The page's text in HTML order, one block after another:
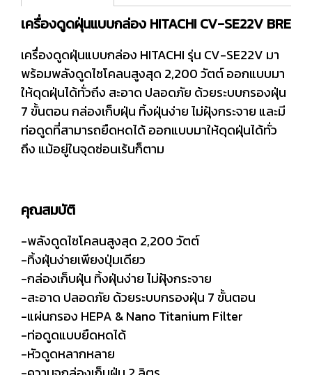
เครื่องดูดฝุ่นแบบกล่อง HITACHI CV-SE22V BRE
เครื่องดูดฝุ่นแบบกล่อง HITACHI รุ่น CV-SE22V มา
พร้อมพลังดูดไซโคลนสูงสุด 2,200 วัตต์ ออกแบบมา
ให้ดุดฝุ่นได้ทั่วถึง สะอาด ปลอดภัย ด้วยระบบกรองฝุ่น
7 ขั้นตอน กล่องเก็บฝุ่น ทิ้งฝุ่นง่าย ไม่ฝุ้งกระจาย และมี
ท่อดูดที่สามารถยืดหดได้ ออกแบบมาให้ดุดฝุ่นได้ทั่ว
ถึง แม้อยู่ในจุดซ่อนเร้นก็ตาม
คุณสมบัติ
-พลังดูดไซโคลนสูงสุด 2,200 วัตต์
-ทิ้งฝุ่นง่ายเพียงปุ่มเดียว
-กล่องเก็บฝุ่น ทิ้งฝุ่นง่าย ไม่ฝุ้งกระจาย
-สะอาด ปลอดภัย ด้วยระบบกรองฝุ่น 7 ขั้นตอน
-แผ่นกรอง HEPA & Nano Titanium Filter
-ท่อดูดแบบยืดหดได้
-หัวดูดหลากหลาย